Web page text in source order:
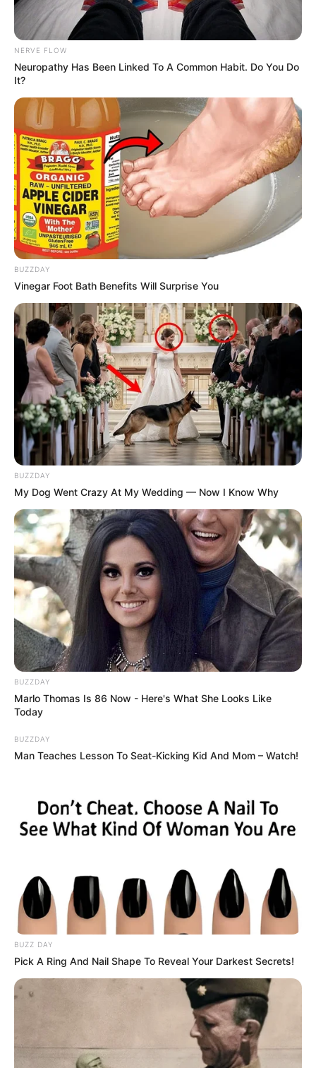
NERVE FLOW
Neuropathy Has Been Linked To A Common Habit. Do You Do
It?
BUZZDAY
Vinegar Foot Bath Benefits Will Surprise You
BUZZDAY
My Dog Went Crazy At My Wedding — Now I Know Why
BUZZDAY
Marlo Thomas Is 86 Now - Here's What She Looks Like
Today
BUZZDAY
Man Teaches Lesson To Seat-Kicking Kid And Mom – Watch!
BUZZ DAY
Pick A Ring And Nail Shape To Reveal Your Darkest Secrets!